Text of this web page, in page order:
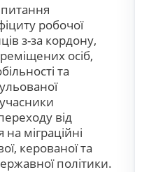
робочої
з-за кордону,
осіб,
та
від
міграційні
керованої та
політики.